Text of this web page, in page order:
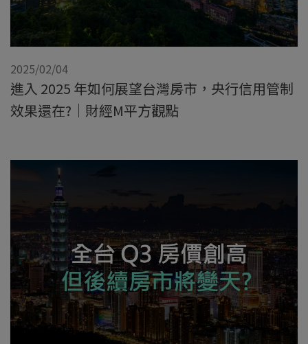
2025/02/04
進入 2025 年如何展望台灣房市，央行信用管制
效果還在?｜財經M平方觀點